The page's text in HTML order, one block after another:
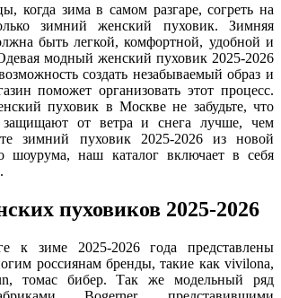
когда зима в самом разгаре, согреть на
зимний женский пуховик. Зимняя
быть легкой, комфортной, удобной и
модный женский пуховик 2025-2026
создать незабываемый образ и
поможет организовать этот процесс.
пуховик в Москве не забудьте, что
от ветра и снега лучше, чем
зимний пуховик 2025-2026 из новой
шоурума, наш каталог включает в себя
пуховиков 2025-2026
к зиме 2025-2026 года представлены
россиянам бренды, такие как vivilona,
томас бибер. Так же модельный ряд